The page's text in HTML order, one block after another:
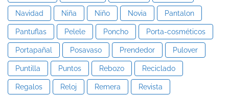
Navidad Niña Niño Novia Pantalon
Pantuflas Pelele Poncho Porta-cosméticos
Portapañal Posavaso Prendedor Pulover
Puntilla Puntos Rebozo Reciclado
Regalos Reloj Remera Revista